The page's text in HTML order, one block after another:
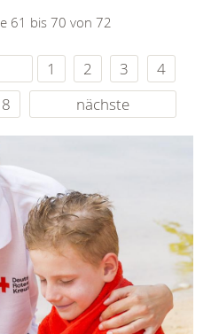
61 bis 70 von 72
1 2 3
4
8 nächste